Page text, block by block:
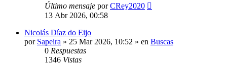
Último mensaje porCRey2020
13 Abr 2026, 00:58
Nicolás Díaz do Eijo
por Sapeira » 25 Mar 2026, 10:52 » en Buscas
0 Respuestas
1346 Vistas